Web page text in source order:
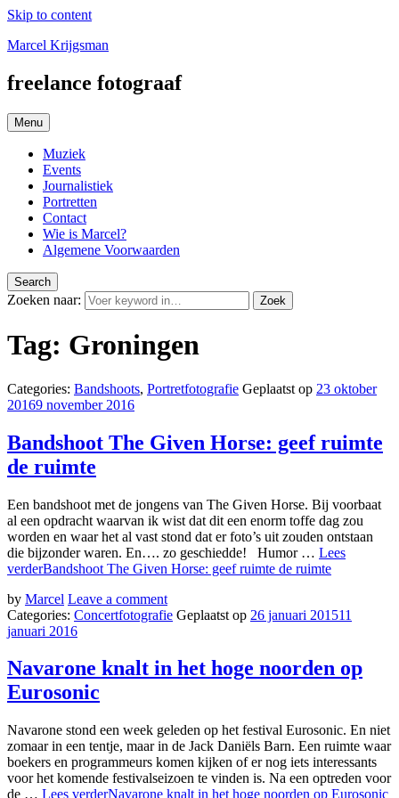
Skip to content
Marcel Krijgsman
freelance fotograaf
Menu
Muziek
Events
Journalistiek
Portretten
Contact
Wie is Marcel?
Algemene Voorwaarden
Search
Zoeken naar: Zoek
Tag: Groningen
Categories: Bandshoots, Portretfotografie Geplaatst op 23 oktober
20169 november 2016
Bandshoot The Given Horse: geef ruimte
de ruimte
Een bandshoot met de jongens van The Given Horse. Bij voorbaat
al een opdracht waarvan ik wist dat dit een enorm toffe dag zou
worden en waar het al vast stond dat er foto’s uit zouden ontstaan
die bijzonder waren. En…. zo geschiedde! Humor … Lees
verderBandshoot The Given Horse: geef ruimte de ruimte
by Marcel Leave a comment
Categories: Concertfotografie Geplaatst op 26 januari 201511
januari 2016
Navarone knalt in het hoge noorden op
Eurosonic
Navarone stond een week geleden op het festival Eurosonic. En niet
zomaar in een tentje, maar in de Jack Daniëls Barn. Een ruimte waar
boekers en programmeurs komen kijken of er nog iets interessants
voor het komende festivalseizoen te vinden is. Na een optreden voor
de … Lees verderNavarone knalt in het hoge noorden op Eurosonic